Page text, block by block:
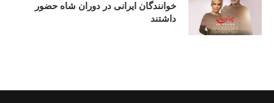
خوانندگان ایرانی در دوران شاه حضور
داشتند